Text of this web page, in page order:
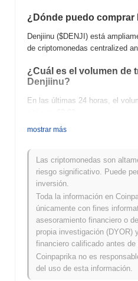
¿Dónde puedo comprar
Denjiinu ($DENJI) está
de criptomonedas centralized
¿Cuál es el volumen de
Denjiinu?
En las últimas 24 horas, el
¿Cuál es el historial del
Máximo Histórico (ATH):
Mínimo Histórico (ATL): €0.00
Denjiinu se negocia
¿Cómo se está
comparación con el
En los últimos 7 días, Denjiinu
debajo del mercado cripto
0.56%
mostrar más
Las criptomonedas son
riesgo significativo. Puede
inversión.
Toda la información en
únicamente con fines
asesoramiento financiero o
propia investigación (DYOR)
financiero calificado antes
Coinpaprika no es
del uso de esta información.